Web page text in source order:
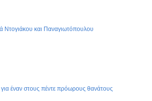
Ντογιάκου και Παναγιωτόπουλου
για έναν στους πέντε πρόωρους θανάτους